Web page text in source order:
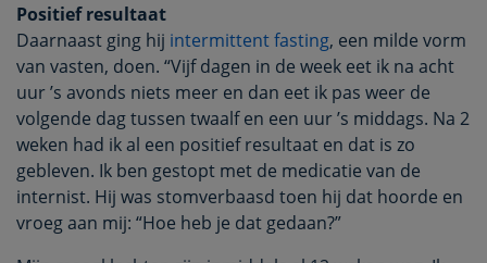
Positief resultaat
Daarnaast ging hij intermittent fasting, een milde vorm
van vasten, doen. “Vijf dagen in de week eet ik na acht
uur ’s avonds niets meer en dan eet ik pas weer de
volgende dag tussen twaalf en een uur ’s middags. Na 2
weken had ik al een positief resultaat en dat is zo
gebleven. Ik ben gestopt met de medicatie van de
internist. Hij was stomverbaasd toen hij dat hoorde en
vroeg aan mij: “Hoe heb je dat gedaan?”